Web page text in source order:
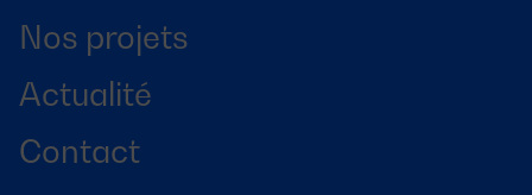
Nos projets
Actualité
Contact